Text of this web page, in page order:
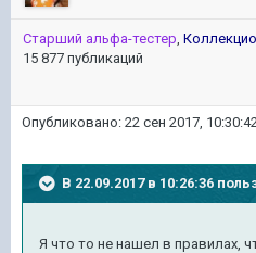
Старший альфа-тестер,
15 877 публикаций
Опубликовано: 22 сен 2017,
В 22.09.2017 в 10:26:36
Я что то не нашел в правилах,